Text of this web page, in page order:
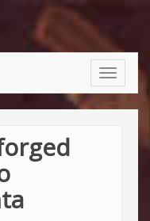
Toggle